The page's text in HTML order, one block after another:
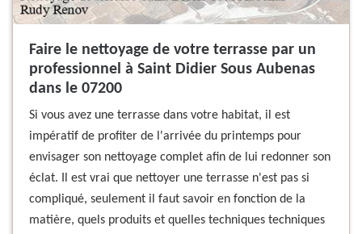
Faire le nettoyage de votre terrasse par un
professionnel à Saint Didier Sous Aubenas
dans le 07200
Si vous avez une terrasse dans votre habitat, il est
impératif de profiter de l'arrivée du printemps pour
envisager son nettoyage complet afin de lui redonner son
éclat. Il est vrai que nettoyer une terrasse n'est pas si
compliqué, seulement il faut savoir en fonction de la
matière, quels produits et quelles techniques techniques